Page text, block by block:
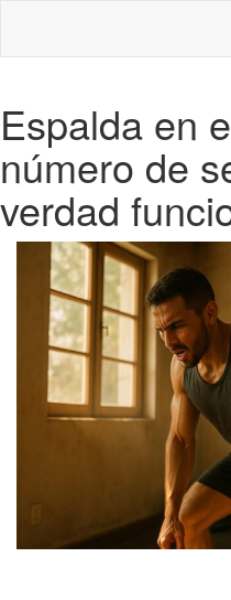
Espalda en
número de
verdad